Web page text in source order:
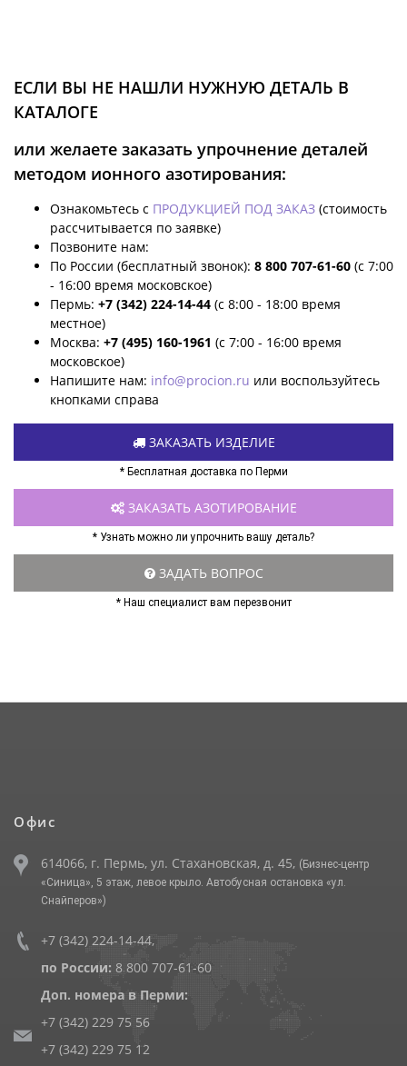
ЕСЛИ ВЫ НЕ НАШЛИ НУЖНУЮ ДЕТАЛЬ В
КАТАЛОГЕ
или желаете заказать упрочнение деталей
методом ионного азотирования:
Ознакомьтесь с ПРОДУКЦИЕЙ ПОД ЗАКАЗ (стоимость
рассчитывается по заявке)
Позвоните нам:
По России (бесплатный звонок): 8 800 707-61-60 (с 7:00
- 16:00 время московское)
Пермь: +7 (342) 224-14-44 (с 8:00 - 18:00 время
местное)
Москва: +7 (495) 160-1961 (с 7:00 - 16:00 время
московское)
Напишите нам: info@procion.ru или воспользуйтесь
кнопками справа
ЗАКАЗАТЬ ИЗДЕЛИЕ
* Бесплатная доставка по Перми
ЗАКАЗАТЬ АЗОТИРОВАНИЕ
* Узнать можно ли упрочнить вашу деталь?
ЗАДАТЬ ВОПРОС
* Наш специалист вам перезвонит
Офис
614066, г. Пермь, ул. Стахановская, д. 45, (Бизнес-центр
«Синица», 5 этаж, левое крыло. Автобусная остановка «ул.
Снайперов»)
+7 (342) 224-14-44,
по России: 8 800 707-61-60
Доп. номера в Перми:
+7 (342) 229 75 56
+7 (342) 229 75 12